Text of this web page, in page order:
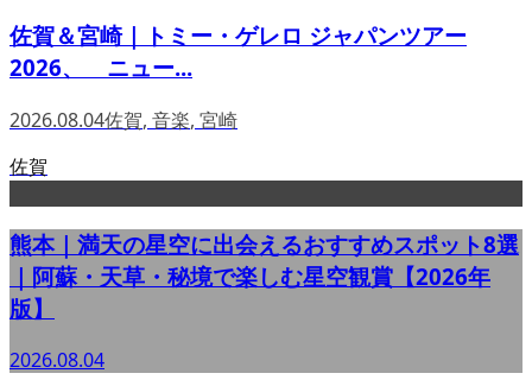
佐賀＆宮崎｜トミー・ゲレロ ジャパンツアー
2026、 ニュー...
2026.08.04佐賀, 音楽, 宮崎
佐賀
熊本｜満天の星空に出会えるおすすめスポット8選
｜阿蘇・天草・秘境で楽しむ星空観賞【2026年
版】
2026.08.04